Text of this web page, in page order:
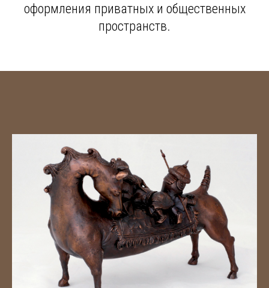
оформления приватных и общественных
пространств.